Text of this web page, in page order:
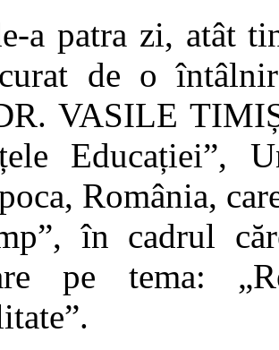
a patra zi, atât
de o
VASILE
Educației”,
România,
în cadrul
pe tema: